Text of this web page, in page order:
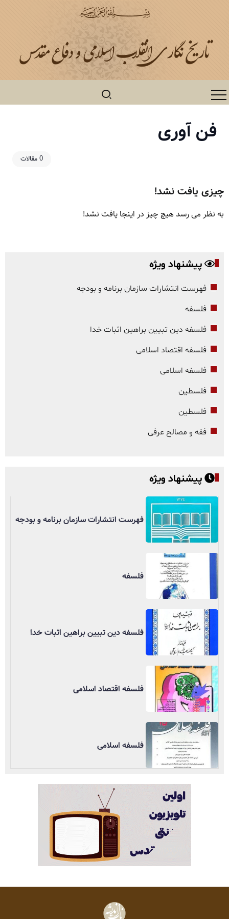
فن آوری
0 مقالات
چیزی یافت نشد!
به نظر می رسد هیچ چیز در اینجا یافت نشد!
پیشنهاد ویژه
فهرست انتشارات سازمان برنامه و بودجه
فلسفه
فلسفه دین تبیین براهین اثبات خدا
فلسفه اقتصاد اسلامی
فلسفه اسلامی
فلسطین
فلسطین
فقه و مصالح عرفی
پیشنهاد ویژه
فهرست انتشارات سازمان برنامه و بودجه
فلسفه
فلسفه دین تبیین براهین اثبات خدا
فلسفه اقتصاد اسلامی
فلسفه اسلامی